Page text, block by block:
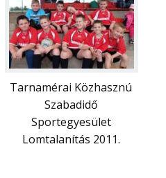
Tarnamérai Közhasznú
Szabadidő
Sportegyesület
Lomtalanítás 2011.